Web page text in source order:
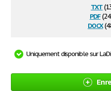
txt
pdf
docx
Uniquement disponible sur